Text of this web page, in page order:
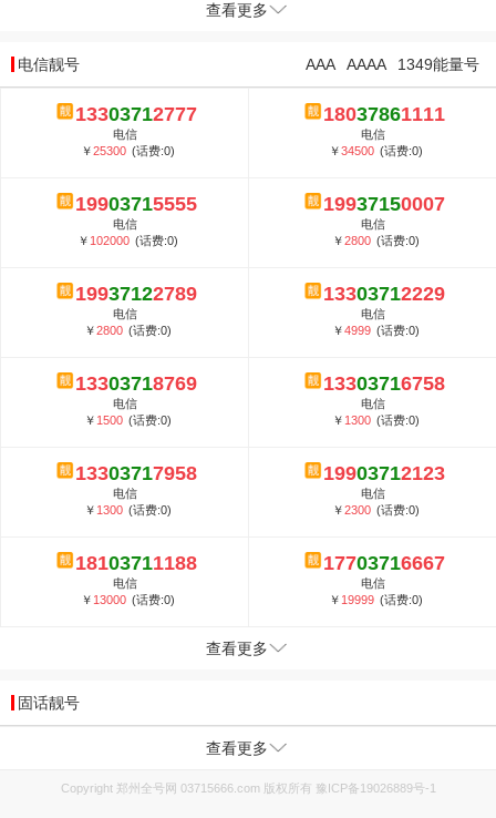
查看更多
电信靓号 1349能量号
AAAA
AAA
13303712777
电信
￥25300 (话费:0)
18037861111
电信
￥34500 (话费:0)
19903715555
电信
￥ 102000 (话费:0)
19937150007
电信
￥2800 (话费:0)
19937122789
电信
￥2800 (话费:0)
13303712229
电信
￥4999 (话费:0)
13303718769
电信
￥ 1500 (话费:0)
13303716758
电信
￥ 1300 (话费:0)
13303717958
电信
￥ 1300 (话费:0)
19903712123
电信
￥2300 (话费:0)
18103711188
电信
￥ 13000 (话费:0)
17703716667
电信
￥ 19999 (话费:0)
查看更多
固话靓号
查看更多
Copyright 郑州全号网 03715666.com 版权所有 豫ICP备19026889号-1